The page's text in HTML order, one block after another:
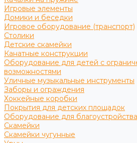
Игровые элементы
Домики и беседки
Игровое оборудование (транспорт)
Столики
Детские скамейки
Канатные конструкции
Оборудование для детей с
возможностями
Уличные музыкальные инструменты
Заборы и ограждения
Хоккейные коробки
Покрытия для детских площадок
Оборудование для благоустройства
Скамейки
Скамейки чугунные